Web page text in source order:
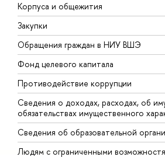
Корпуса и общежития
Закупки
Обращения граждан в НИУ ВШЭ
Фонд целевого капитала
Противодействие коррупции
Сведения о доходах, расходах, об
обязательствах имущественного
Сведения об образовательной
Людям с ограниченными